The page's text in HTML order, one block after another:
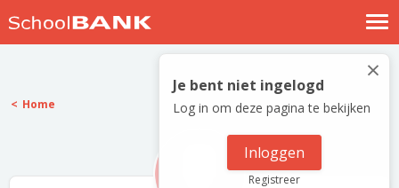
Nostalgische verhalen
Log in
Meld je gratis aan
×
Je bent niet ingelogd
Log in om deze pagina te bekijken
Inloggen
Registreer
Home